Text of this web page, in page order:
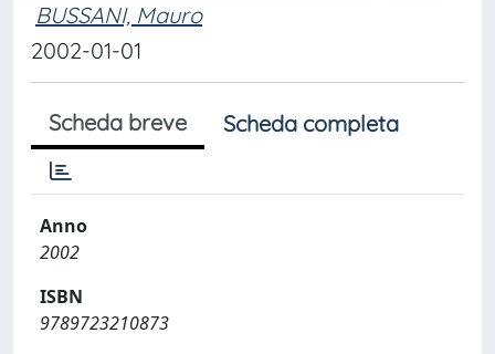
BUSSANI, Mauro
2002-01-01
Scheda breve Scheda completa
Anno
2002
ISBN
9789723210873